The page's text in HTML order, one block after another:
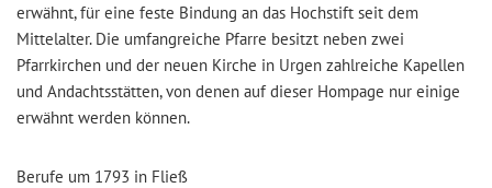
erwähnt, für eine feste Bindung an das Hochstift seit dem
Mittelalter. Die umfangreiche Pfarre besitzt neben zwei
Pfarrkirchen und der neuen Kirche in Urgen zahlreiche Kapellen
und Andachtsstätten, von denen auf dieser Hompage nur einige
erwähnt werden können.
Berufe um 1793 in Fließ